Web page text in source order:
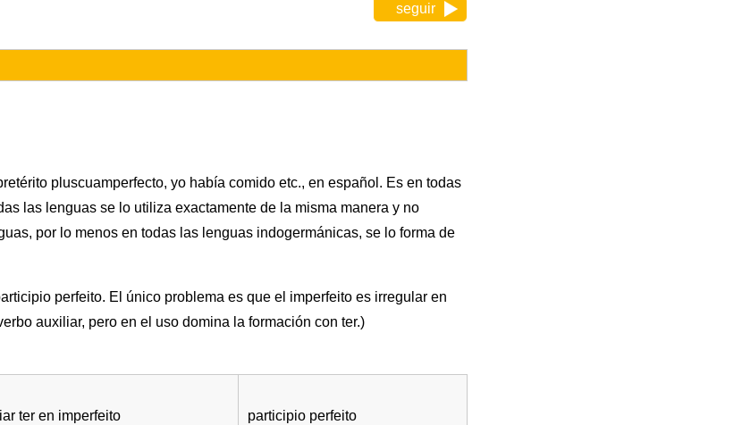
seguir
pluscuamperfecto, yo había comido etc., en español. Es en todas
las lenguas se lo utiliza exactamente de la misma manera y no
por lo menos en todas las lenguas indogermánicas, se lo forma de
perfeito. El único problema es que el imperfeito es irregular en
auxiliar, pero en el uso domina la formación con ter.)
ter en imperfeito participio perfeito